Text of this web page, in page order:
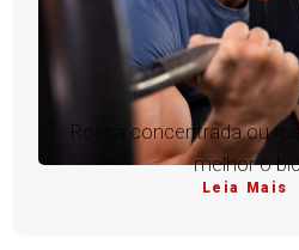
Rosca concentrada ou
melhor o
Leia Mais